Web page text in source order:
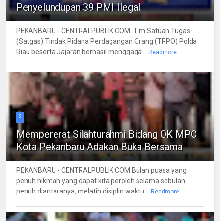
Penyelundupan 39 PMI Ilegal
PEKANBARU - CENTRALPUBLIK.COM Tim Satuan Tugas
(Satgas) Tindak Pidana Perdagangan Orang (TPPO) Polda
Riau beserta Jajaran berhasil menggaga...
Readmore
2
Mempererat Silahturahmi Bidang OK MPC
Kota Pekanbaru Adakan Buka Bersama
PEKANBARU - CENTRALPUBLIK.COM Bulan puasa yang
penuh hikmah yang dapat kita peroleh selama sebulan
penuh diantaranya, melatih disiplin waktu...
Readmore